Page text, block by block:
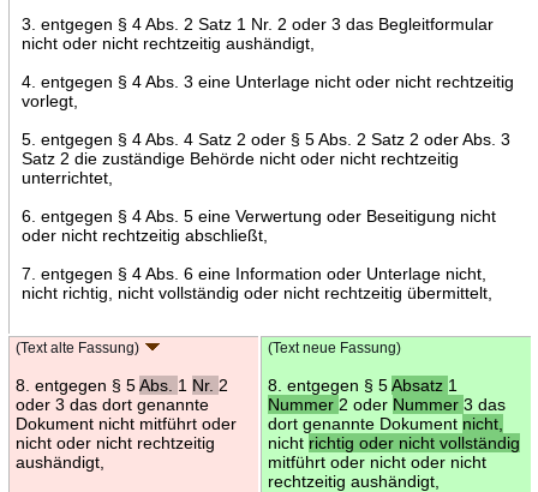
3. entgegen § 4 Abs. 2 Satz 1 Nr. 2 oder 3 das Begleitformular
nicht oder nicht rechtzeitig aushändigt,
4. entgegen § 4 Abs. 3 eine Unterlage nicht oder nicht rechtzeitig
vorlegt,
5. entgegen § 4 Abs. 4 Satz 2 oder § 5 Abs. 2 Satz 2 oder Abs. 3
Satz 2 die zuständige Behörde nicht oder nicht rechtzeitig
unterrichtet,
6. entgegen § 4 Abs. 5 eine Verwertung oder Beseitigung nicht
oder nicht rechtzeitig abschließt,
7. entgegen § 4 Abs. 6 eine Information oder Unterlage nicht,
nicht richtig, nicht vollständig oder nicht rechtzeitig übermittelt,
(Text alte Fassung)
8. entgegen § 5Abs. 1 Nr. 2
oder 3 das dort genannte
Dokument nicht mitführt oder
nicht oder nicht rechtzeitig
aushändigt,
(Text neue Fassung)
8. entgegen § 5Absatz 1
Nummer 2 oder Nummer 3 das
dort genannte Dokument nicht,
nicht richtig oder nicht vollständig
mitführt oder nicht oder nicht
rechtzeitig aushändigt,